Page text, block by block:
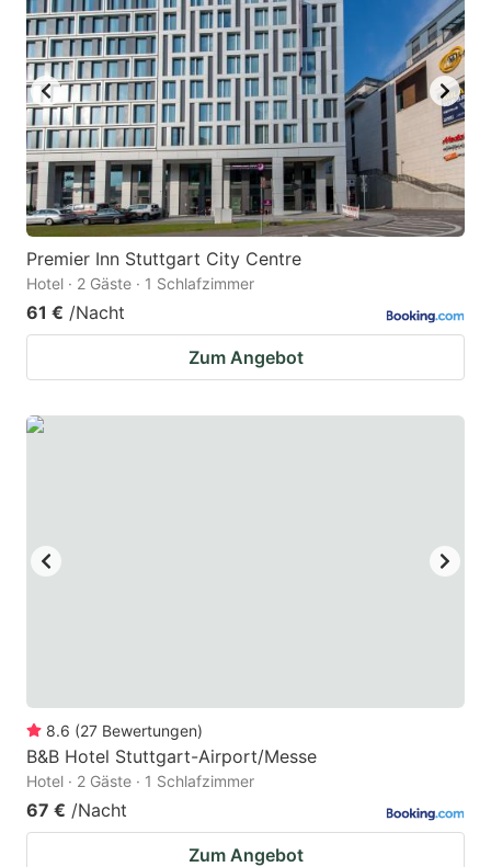
Premier Inn Stuttgart City Centre
Hotel · 2 Gäste · 1 Schlafzimmer
61 € /Nacht
Zum Angebot
8.6 (27 Bewertungen)
B&B Hotel Stuttgart-Airport/Messe
Hotel · 2 Gäste · 1 Schlafzimmer
67 € /Nacht
Zum Angebot